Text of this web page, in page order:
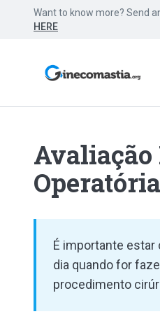
Want to know more? Send
HERE
Avaliação
Operatória
É importante estar
dia quando for
procedimento